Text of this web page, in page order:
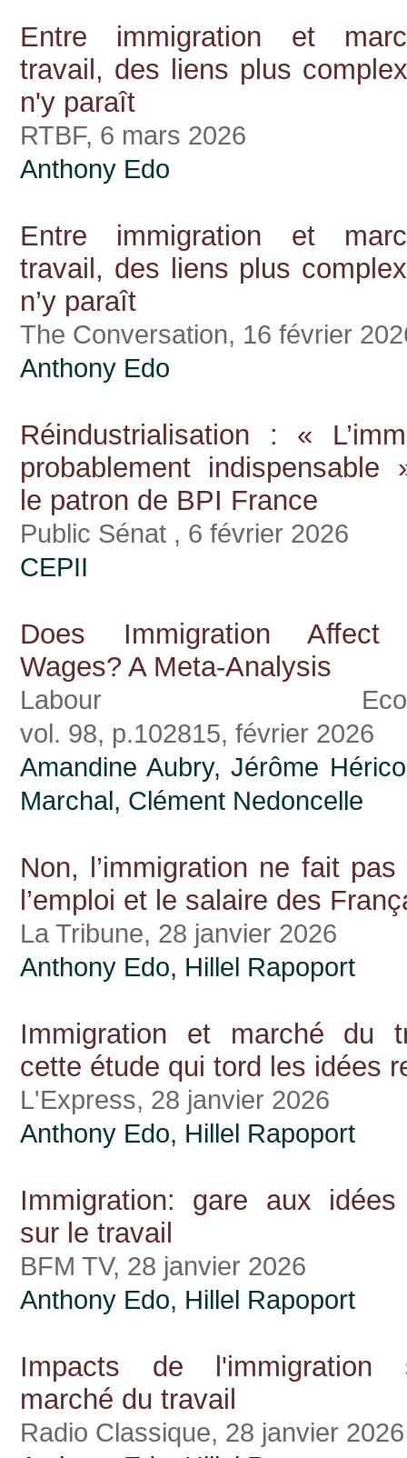
Entre immigration et
travail, des liens plus
n'y paraît
RTBF, 6 mars 2026
Anthony Edo
Entre immigration et
travail, des liens plus
n’y paraît
The Conversation, 16 février
Anthony Edo
Réindustrialisation : «
probablement indispensable
le patron de BPI France
Public Sénat , 6 février 2026
CEPII
Does Immigration Affect
Wages? A Meta-Analysis
Labour
vol. 98, p.102815, février 2026
Amandine Aubry, Jérôme
Marchal, Clément Nedoncelle
Non, l’immigration ne fait pas
l’emploi et le salaire des
La Tribune, 28 janvier 2026
Anthony Edo, Hillel Rapoport
Immigration et marché du
cette étude qui tord les idées
L'Express, 28 janvier 2026
Anthony Edo, Hillel Rapoport
Immigration: gare aux idées
sur le travail
BFM TV, 28 janvier 2026
Anthony Edo, Hillel Rapoport
Impacts de
marché du travail
Radio Classique, 28 janvier 2026